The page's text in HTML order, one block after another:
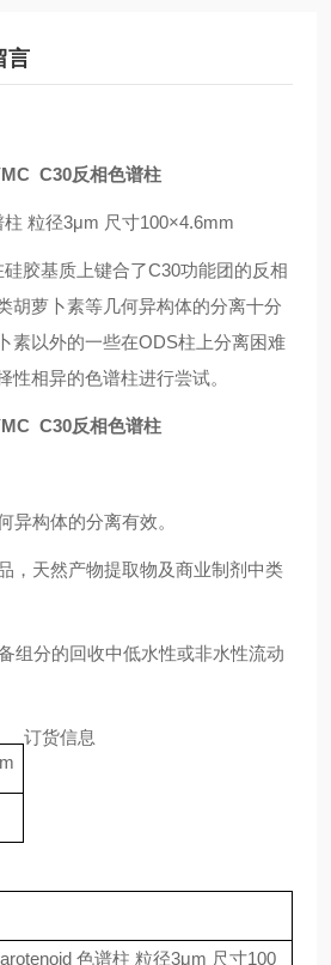
言
C30反相色谱柱
柱 粒径3μm 尺寸100×4.6mm
硅胶基质上键合了C30功能团的反相
胡萝卜素等几何异构体的分离十分
素以外的一些在ODS柱上分离困难
性相异的色谱柱进行尝试。
C30反相色谱柱
异构体的分离有效。
，天然产物提取物及商业制剂中类
组分的回收中低水性或非水性流动
m
订货信息
色谱柱 粒径3μm 尺寸100